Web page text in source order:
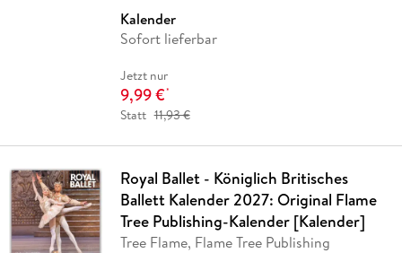
Kalender
Sofort lieferbar
Jetzt nur
9,99 €*
Statt 11,93 €
Royal Ballet - Königlich Britisches
Ballett Kalender 2027: Original Flame
Tree Publishing-Kalender [Kalender]
Tree Flame, Flame Tree Publishing